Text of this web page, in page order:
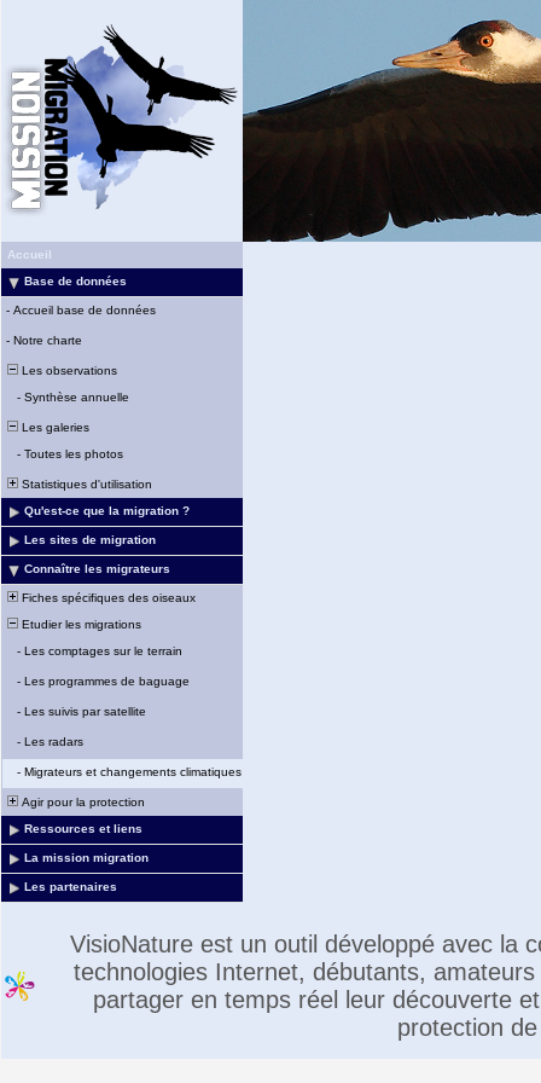
Accueil
Base de données
- Accueil base de données
- Notre charte
Les observations
- Synthèse annuelle
Les galeries
- Toutes les photos
Statistiques d'utilisation
Qu'est-ce que la migration ?
Les sites de migration
Connaître les migrateurs
Fiches spécifiques des oiseaux
Etudier les migrations
- Les comptages sur le terrain
- Les programmes de baguage
- Les suivis par satellite
- Les radars
- Migrateurs et changements climatiques
Agir pour la protection
Ressources et liens
La mission migration
Les partenaires
VisioNature est un outil développé avec la
technologies Internet, débutants,
partager en temps réel leur découverte
protection